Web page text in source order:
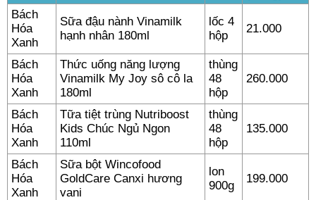
Bách
Hóa
Xanh
Sữa đậu nành Vinamilk
hạnh nhân 180ml
lốc 4
hộp
21.000
Bách
Hóa
Xanh
Thức uống năng lượng
Vinamilk My Joy sô cô la
180ml
thùng
48
hộp
260.000
Bách
Hóa
Xanh
Tữa tiệt trùng Nutriboost
Kids Chúc Ngủ Ngon
110ml
thùng
48
hộp
135.000
Bách
Hóa
Xanh
Sữa bột Wincofood
GoldCare Canxi hương
vani
lon
900g
199.000